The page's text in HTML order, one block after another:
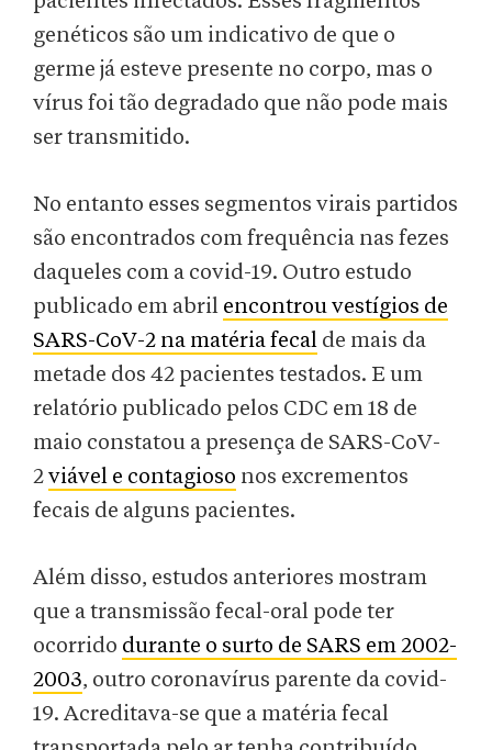
genéticos são um indicativo de que o
germe já esteve presente no corpo, mas o
vírus foi tão degradado que não pode mais
ser transmitido.
No entanto esses segmentos virais partidos
são encontrados com frequência nas fezes
daqueles com a covid-19. Outro estudo
publicado em abril encontrou vestígios de
SARS-CoV-2 na matéria fecal de mais da
metade dos 42 pacientes testados. E um
relatório publicado pelos CDC em 18 de
maio constatou a presença de SARS-CoV-
2viável e contagioso nos excrementos
fecais de alguns pacientes.
Além disso, estudos anteriores mostram
que a transmissão fecal-oral pode ter
ocorrido durante o surto de SARS em 2002-
2003, outro coronavírus parente da covid-
19. Acreditava-se que a matéria fecal